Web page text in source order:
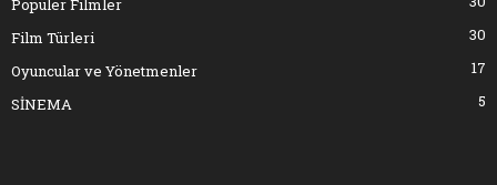
Popüler Filmler
Film Türleri
30
Oyuncular ve Yönetmenler
17
SİNEMA
5